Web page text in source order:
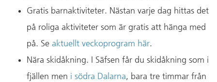
Gratis barnaktiviteter. Nästan varje dag hittas det
på roliga aktiviteter som är gratis att hänga med
på. Se aktuellt veckoprogram här.
Nära skidåkning. I Säfsen får du skidåkning som i
fjällen men i södra Dalarna, bara tre timmar från